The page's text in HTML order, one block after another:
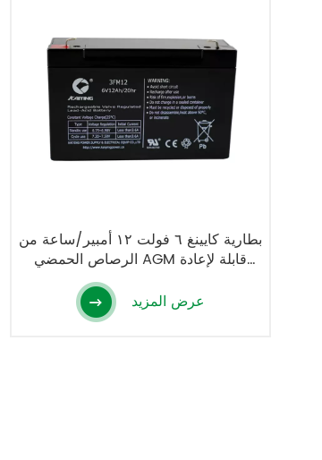
بطارية كايينغ ٦ فولت ١٢ أمبير/ساعة من
الرصاص الحمضي AGM قابلة لإعادة
الشحن لسيارة ركوب الأطفال
عرض المزيد